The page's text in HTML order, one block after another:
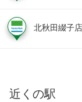
北秋田綴子店
近くの駅